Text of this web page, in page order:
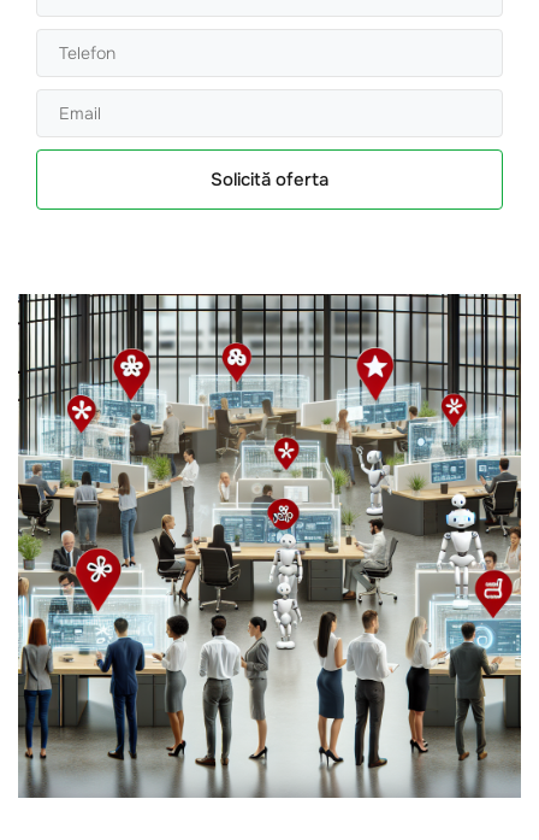
Solicită oferta